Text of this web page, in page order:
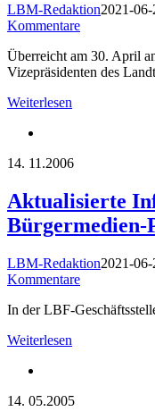
LBM-Redaktion2021-
Kommentare
Überreicht am 30. April
Vizepräsidenten des
Weiterlesen
14. 11.2006
Aktualisierte
Bürgermedien-
LBM-Redaktion2021-
Kommentare
In der LBF-
Weiterlesen
14. 05.2005